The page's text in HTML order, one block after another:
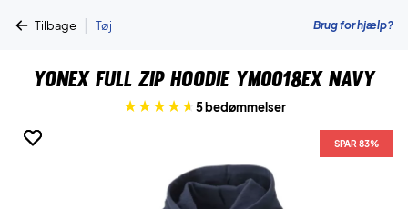
Tilbage | Tøj Brug for hjælp?
Yonex Full Zip Hoodie YM0018EX Navy
5 bedømmelser
SPAR 83%
SPAR 83%